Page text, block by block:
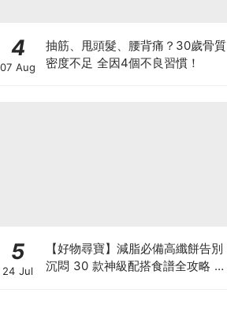
4
07 Aug
抽筋、甩頭髮、腰背痛？30歲骨質
密度不足 全因4個不良習慣！
5
24 Jul
【好物尋寶】減脂必備高纖餅告別
沉悶 30 款神級配搭食譜全攻略 日